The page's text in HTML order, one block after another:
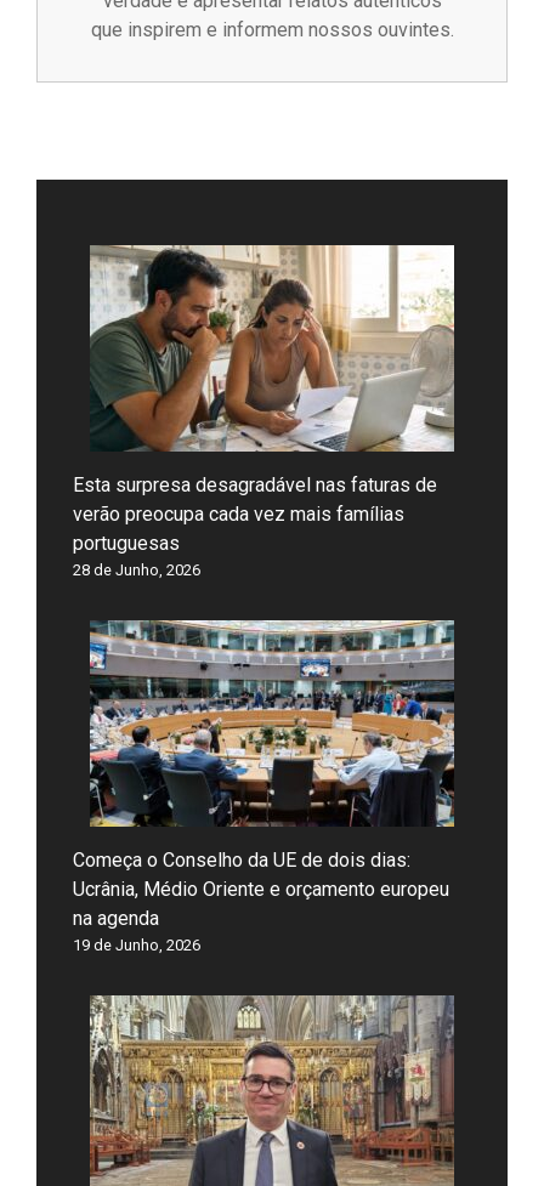
que inspirem e informem nossos ouvintes.
Esta surpresa desagradável nas faturas de
verão preocupa cada vez mais famílias
portuguesas
28 de Junho, 2026
Começa o Conselho da UE de dois dias:
Ucrânia, Médio Oriente e orçamento europeu
na agenda
19 de Junho, 2026